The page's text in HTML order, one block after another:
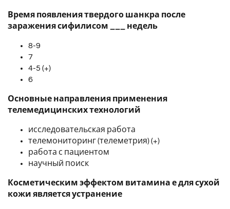
Время появления твердого шанкра после
заражения сифилисом ___ недель
8-9
7
4-5 (+)
6
Основные направления применения
телемедицинских технологий
исследовательская работа
телемониторинг (телеметрия) (+)
работа с пациентом
научный поиск
Косметическим эффектом витамина е для сухой
кожи является устранение